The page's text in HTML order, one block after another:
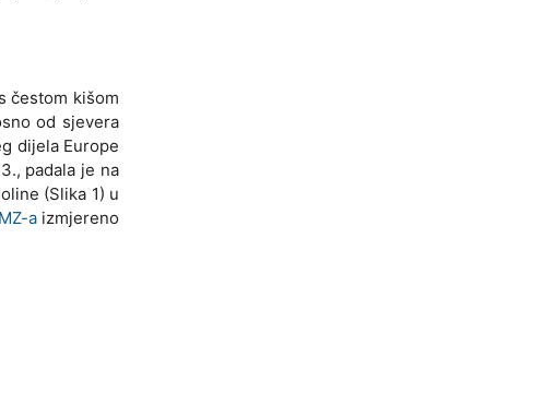
čestom kišom
od sjevera
dijela Europe
padala je na
(Slika 1) u
aizmjereno